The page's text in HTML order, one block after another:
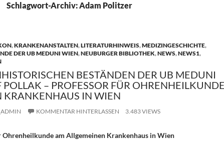
Schlagwort-Archiv: Adam Politzer
,KRANKENANSTALTEN,LITERATURHINWEIS,MEDIZINGESCHICHTE,
DER UB MEDUNI WIEN,NEUBURGER BIBLIOTHEK,NEWS,NEWS1,
BESTÄNDEN DER UB MEDUNI
– PROFESSOR FÜR
KRANKENHAUS IN WIEN
KOMMENTAR HINTERLASSEN 3.483 VIEWS
am Allgemeinen Krankenhaus in Wien